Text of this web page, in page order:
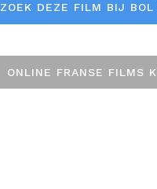
ZOEK DEZE FILM BIJ BOL
ONLINE FRANSE FILMS